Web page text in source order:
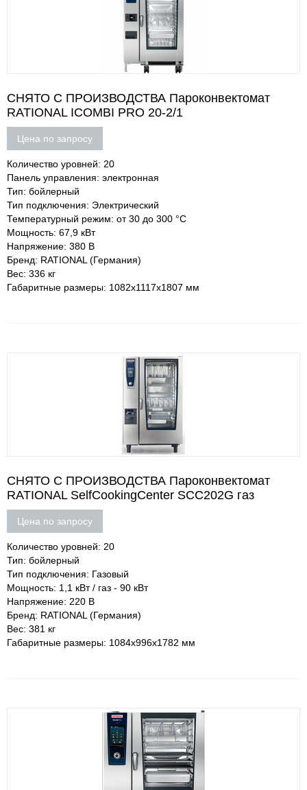
СНЯТО С ПРОИЗВОДСТВА Пароконвектомат
RATIONAL ICOMBI PRO 20-2/1
Цена по запросу
Количество уровней: 20
Панель управления: электронная
Тип: бойлерный
Тип подключения: Электрический
Температурный режим: от 30 до 300 °С
Мощность: 67,9 кВт
Напряжение: 380 В
Бренд: RATIONAL (Германия)
Вес: 336 кг
Габаритные размеры: 1082х1117х1807 мм
СНЯТО С ПРОИЗВОДСТВА Пароконвектомат
RATIONAL SelfCookingCenter SCC202G газ
Цена по запросу
Количество уровней: 20
Тип: бойлерный
Тип подключения: Газовый
Мощность: 1,1 кВт / газ - 90 кВт
Напряжение: 220 В
Бренд: RATIONAL (Германия)
Вес: 381 кг
Габаритные размеры: 1084х996х1782 мм